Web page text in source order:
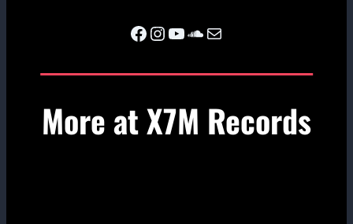
Facebook InstagramYouTube SoundCloud Mail
More at X7M Records